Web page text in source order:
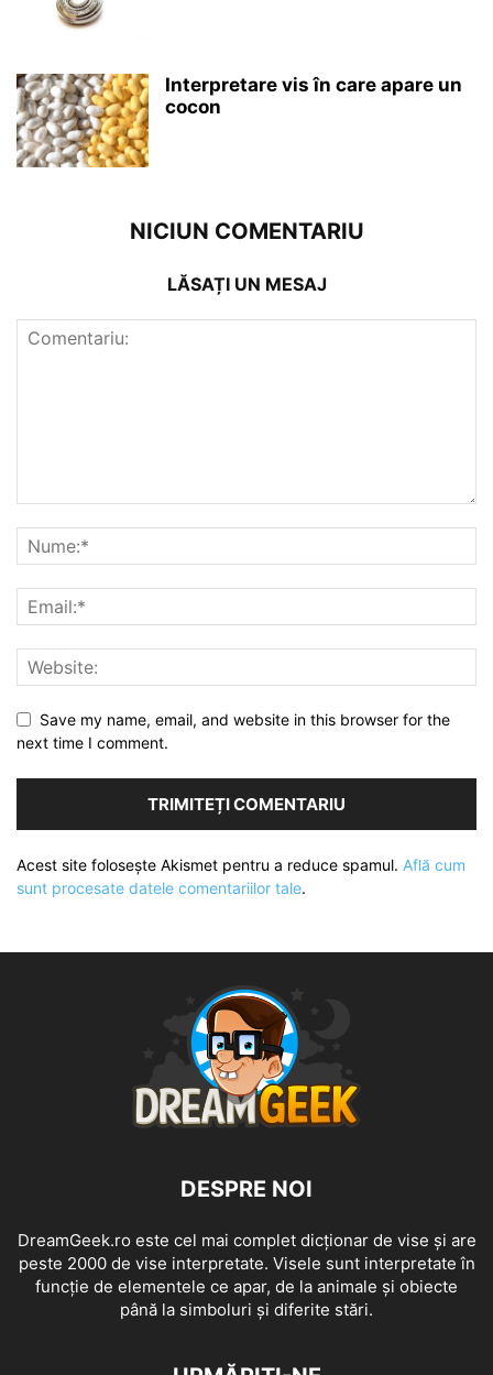
Interpretare vis în care apare un
cocon
NICIUN COMENTARIU
LĂSAȚI UN MESAJ
Save my name, email, and website in this browser for the
next time I comment.
Acest site folosește Akismet pentru a reduce spamul. Află cum
sunt procesate datele comentariilor tale.
DESPRE NOI
DreamGeek.ro este cel mai complet dicționar de vise și are
peste 2000 de vise interpretate. Visele sunt interpretate în
funcție de elementele ce apar, de la animale și obiecte
până la simboluri și diferite stări.